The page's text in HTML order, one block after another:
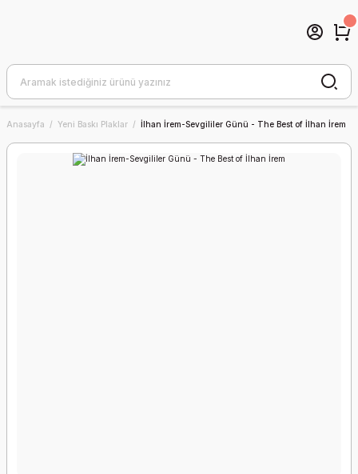
Anasayfa Yeni Baskı Plaklar İlhan İrem-Sevgililer Günü - The Best of İlhan İrem